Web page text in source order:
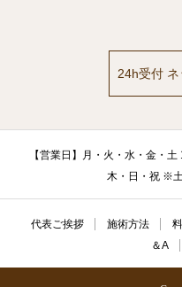
24h受付
【営業日】月・火・水・金・
木・日・祝 ※
代表ご挨拶 施術方法
＆A